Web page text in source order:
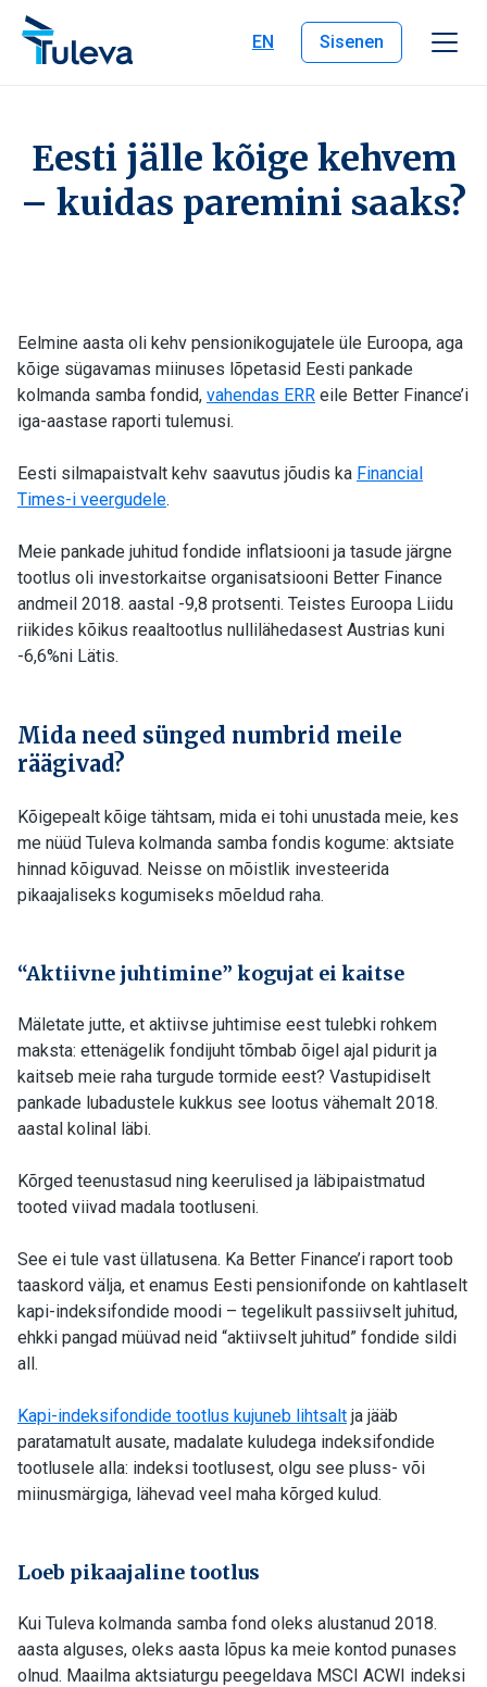
Liigu edasi sisu juurde
EN
Sisenen
Eesti jälle kõige kehvem
– kuidas paremini saaks?
Eelmine aasta oli kehv pensionikogujatele üle Euroopa, aga
kõige sügavamas miinuses lõpetasid Eesti pankade
kolmanda samba fondid, vahendas ERR eile Better Finance’i
iga-aastase raporti tulemusi.
Eesti silmapaistvalt kehv saavutus jõudis ka Financial
Times-i veergudele.
Meie pankade juhitud fondide inflatsiooni ja tasude järgne
tootlus oli investorkaitse organisatsiooni Better Finance
andmeil 2018. aastal -9,8 protsenti. Teistes Euroopa Liidu
riikides kõikus reaaltootlus nullilähedasest Austrias kuni
-6,6%ni Lätis.
Mida need sünged numbrid meile
räägivad?
Kõigepealt kõige tähtsam, mida ei tohi unustada meie, kes
me nüüd Tuleva kolmanda samba fondis kogume: aktsiate
hinnad kõiguvad. Neisse on mõistlik investeerida
pikaajaliseks kogumiseks mõeldud raha.
“Aktiivne juhtimine” kogujat ei kaitse
Mäletate jutte, et aktiivse juhtimise eest tulebki rohkem
maksta: ettenägelik fondijuht tõmbab õigel ajal pidurit ja
kaitseb meie raha turgude tormide eest? Vastupidiselt
pankade lubadustele kukkus see lootus vähemalt 2018.
aastal kolinal läbi.
Kõrged teenustasud ning keerulised ja läbipaistmatud
tooted viivad madala tootluseni.
See ei tule vast üllatusena. Ka Better Finance’i raport toob
taaskord välja, et enamus Eesti pensionifonde on kahtlaselt
kapi-indeksifondide moodi – tegelikult passiivselt juhitud,
ehkki pangad müüvad neid “aktiivselt juhitud” fondide sildi
all.
Kapi-indeksifondide tootlus kujuneb lihtsalt ja jääb
paratamatult ausate, madalate kuludega indeksifondide
tootlusele alla: indeksi tootlusest, olgu see pluss- või
miinusmärgiga, lähevad veel maha kõrged kulud.
Loeb pikaajaline tootlus
Kui Tuleva kolmanda samba fond oleks alustanud 2018.
aasta alguses, oleks aasta lõpus ka meie kontod punases
olnud. Maailma aktsiaturgu peegeldava MSCI ACWI indeksi